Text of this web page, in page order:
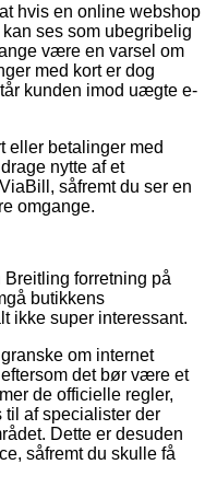
hvis en online webshop
ses som ubegribelig
være en varsel om
med kort er dog
kunden imod uægte e-
eller betalinger med
nytte af et
såfremt du ser en
omgange.
forretning på
butikkens
ikke super interessant.
om internet
det bør være et
de officielle regler,
til af specialister der
Dette er desuden
såfremt du skulle få